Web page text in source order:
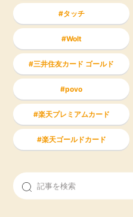
タッチ
Wolt
三井住友カード ゴールド
povo
楽天プレミアムカード
楽天ゴールドカード